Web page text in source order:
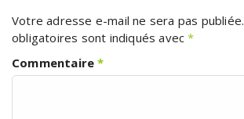
Votre adresse e-mail ne sera pas publiée.
obligatoires sont indiqués avec*
Commentaire*